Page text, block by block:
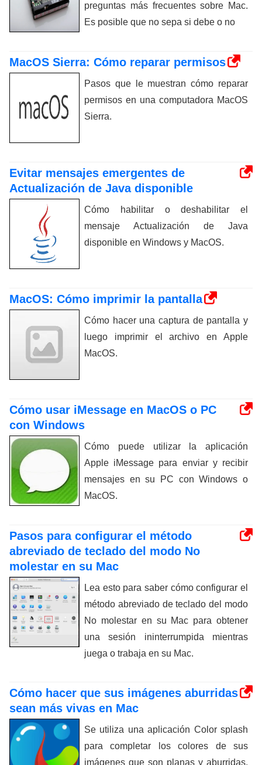
preguntas más frecuentes sobre Mac.
Es posible que no sepa si debe o no
MacOS Sierra: Cómo reparar permisos
Pasos que le muestran cómo reparar
permisos en una computadora MacOS
Sierra.
Evitar mensajes emergentes de
Actualización de Java disponible
Cómo habilitar o deshabilitar el
mensaje Actualización de Java
disponible en Windows y MacOS.
MacOS: Cómo imprimir la pantalla
Cómo hacer una captura de pantalla y
luego imprimir el archivo en Apple
MacOS.
Cómo usar iMessage en MacOS o PC
con Windows
Cómo puede utilizar la aplicación
Apple iMessage para enviar y recibir
mensajes en su PC con Windows o
MacOS.
Pasos para configurar el método
abreviado de teclado del modo No
molestar en su Mac
Lea esto para saber cómo configurar el
método abreviado de teclado del modo
No molestar en su Mac para obtener
una sesión ininterrumpida mientras
juega o trabaja en su Mac.
Cómo hacer que sus imágenes aburridas
sean más vivas en Mac
Se utiliza una aplicación Color splash
para completar los colores de sus
imágenes que son planas y aburridas.